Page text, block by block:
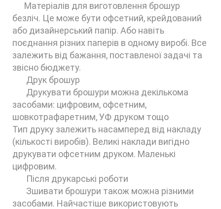
Матеріалів для виготовлення брошур
безліч. Це може бути офсетний, крейдований
або дизайнерський папір. Або навіть
поєднання різних паперів в одному виробі. Все
залежить від бажання, поставленої задачі та
звісно бюджету.
Друк брошур
Друкувати брошури можна декількома
засобами: цифровим, офсетним,
шовкотрафаретним, УФ друком тощо
Тип друку залежить насамперед від накладу
(кількості виробів). Великі наклади вигідно
друкувати офсетним друком. Маленькі
цифровим.
Після друкарські роботи
Зшивати брошури також можна різними
засобами. Найчастіше використовують